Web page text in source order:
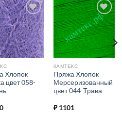
Добавить в
избранное.
Хлопок
цвет 058-
Добавить в
избранное.
КАМТЕКС
Пряжа Хлопок
Мерсеризованный
цвет 044-Трава
₽1101